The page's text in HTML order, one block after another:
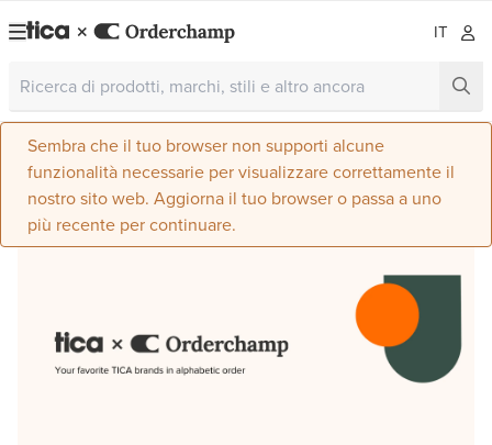
IT
Sembra che il tuo browser non supporti alcune
funzionalità necessarie per visualizzare correttamente il
nostro sito web. Aggiorna il tuo browser o passa a uno
più recente per continuare.